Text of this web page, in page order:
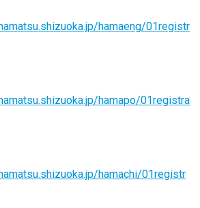
hamaeng/01registr
hamapo/01registra
hamachi/01registr